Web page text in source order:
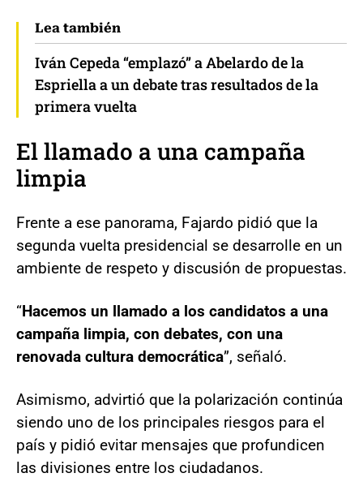
Lea también
Iván Cepeda “emplazó” a Abelardo de la
Espriella a un debate tras resultados de la
primera vuelta
El llamado a una campaña
limpia
Frente a ese panorama, Fajardo pidió que la
segunda vuelta presidencial se desarrolle en un
ambiente de respeto y discusión de propuestas.
“Hacemos un llamado a los candidatos a una
campaña limpia, con debates, con una
renovada cultura democrática”, señaló.
Asimismo, advirtió que la polarización continúa
siendo uno de los principales riesgos para el
país y pidió evitar mensajes que profundicen
las divisiones entre los ciudadanos.